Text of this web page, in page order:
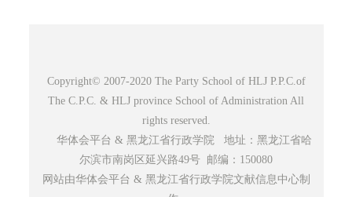
Copyright© 2007-2020 The Party School of HLJ P.P.C.of
The C.P.C. & HLJ province School of Administration All
rights reserved.
华体会平台 & 黑龙江省行政学院 地址：黑龙江省哈
尔滨市南岗区延兴路49号 邮编：150080
网站由华体会平台 & 黑龙江省行政学院文献信息中心制